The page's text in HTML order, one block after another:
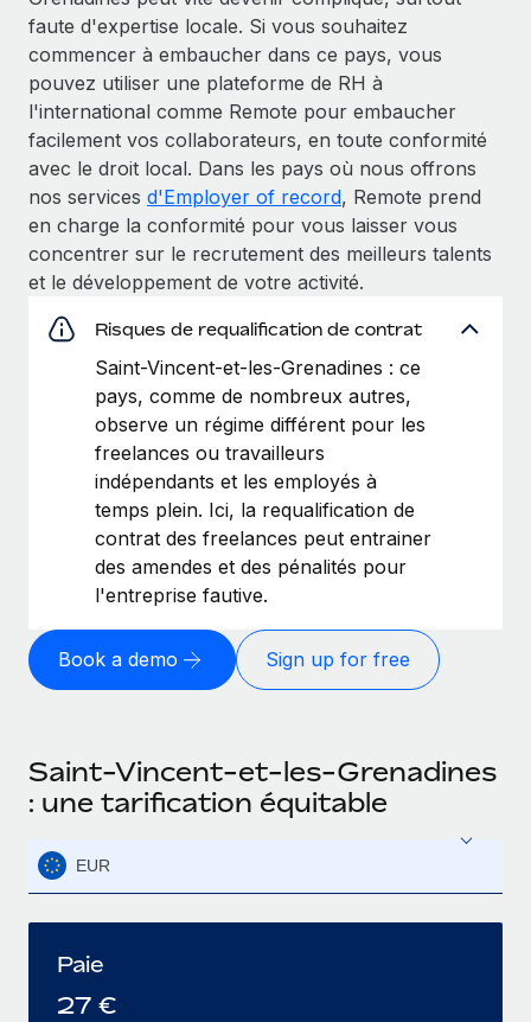
faute d'expertise locale. Si vous souhaitez
commencer à embaucher dans ce pays, vous
pouvez utiliser une plateforme de RH à
l'international comme Remote pour embaucher
facilement vos collaborateurs, en toute conformité
avec le droit local. Dans les pays où nous offrons
nos services d'Employer of record, Remote prend
en charge la conformité pour vous laisser vous
concentrer sur le recrutement des meilleurs talents
et le développement de votre activité.
Risques de requalification de contrat
Saint-Vincent-et-les-Grenadines : ce
pays, comme de nombreux autres,
observe un régime différent pour les
freelances ou travailleurs
indépendants et les employés à
temps plein. Ici, la requalification de
contrat des freelances peut entrainer
des amendes et des pénalités pour
l'entreprise fautive.
Book a demo Sign up for free
Saint-Vincent-et-les-Grenadines
: une tarification équitable
EUR
Paie
27 €